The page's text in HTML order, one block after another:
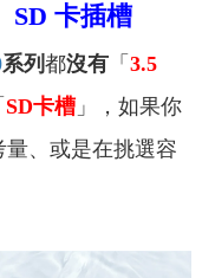
SD 卡插槽
系列 都沒有 「 3.5
SD卡槽」，如果你
、或是在挑選容